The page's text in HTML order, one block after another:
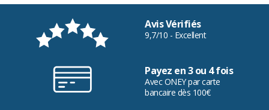
Avis Vérifiés
9,7/10 - Excellent
Payez en 3 ou 4 fois
Avec ONEY par carte
bancaire dès 100€